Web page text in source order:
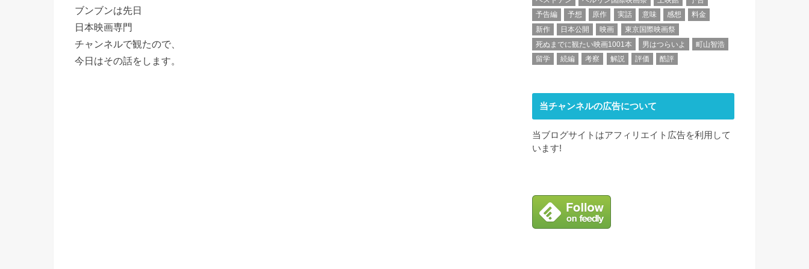
ブンブンは先日
日本映画専門
チャンネルで観たので、
今日はその話をします。
予告編
予想 原作 実話 意味 感想
料金
新作
日本公開 映画
東京国際映画祭
死ぬまでに観たい映画1001本
男はつらいよ
町山智浩
留学
続編 考察 解説 評価 酷評
当チャンネルの広告について
当ブログサイトはアフィリエイト広告を利用して
います!